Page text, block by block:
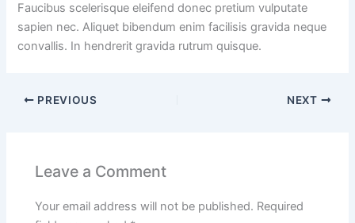
Faucibus scelerisque eleifend donec pretium vulputate
sapien nec. Aliquet bibendum enim facilisis gravida neque
convallis. In hendrerit gravida rutrum quisque.
PREVIOUS NEXT
Leave a Comment
Your email address will not be published. Required